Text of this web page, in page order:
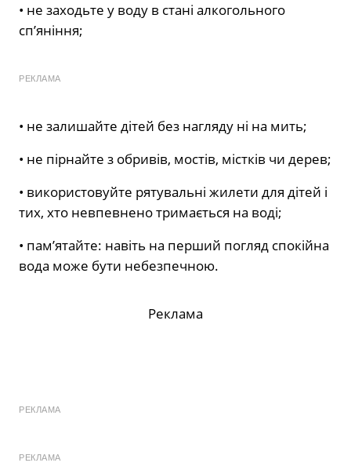
• не заходьте у воду в стані алкогольного
сп’яніння;
РЕКЛАМА
• не залишайте дітей без нагляду ні на мить;
• не пірнайте з обривів, мостів, містків чи дерев;
• використовуйте рятувальні жилети для дітей і
тих, хто невпевнено тримається на воді;
• пам’ятайте: навіть на перший погляд спокійна
вода може бути небезпечною.
Реклама
РЕКЛАМА
РЕКЛАМА